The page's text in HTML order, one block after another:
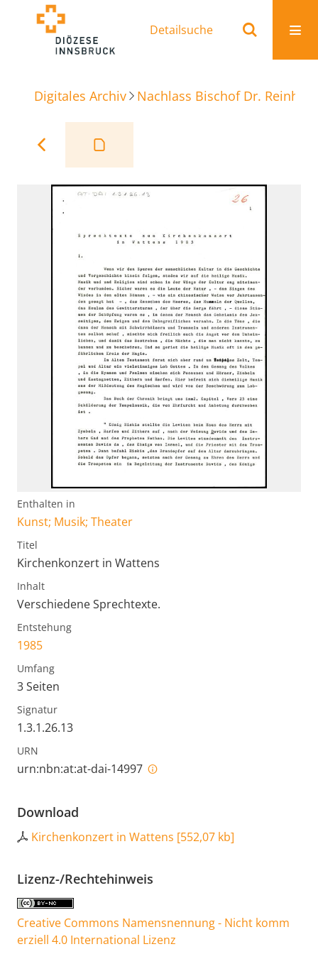
Detailsuche
Digitales Archiv Nachlass Bischof Dr.
Enthalten in
Kunst; Musik; Theater
Titel
Kirchenkonzert in Wattens
Inhalt
Verschiedene Sprechtexte.
Entstehung
1985
Umfang
3 Seiten
Signatur
1.3.1.26.13
URN
urn:nbn:at:at-dai-14997
Download
Kirchenkonzert in Wattens [552,07 kb]
Lizenz-/Rechtehinweis
Creative Commons Namensnennung - Nicht komm
erziell 4.0 International Lizenz